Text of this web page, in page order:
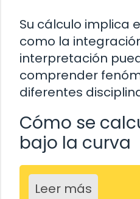
Su cálculo implica
como la
interpretación
comprender
diferentes
Cómo se
bajo la curva
Leer más